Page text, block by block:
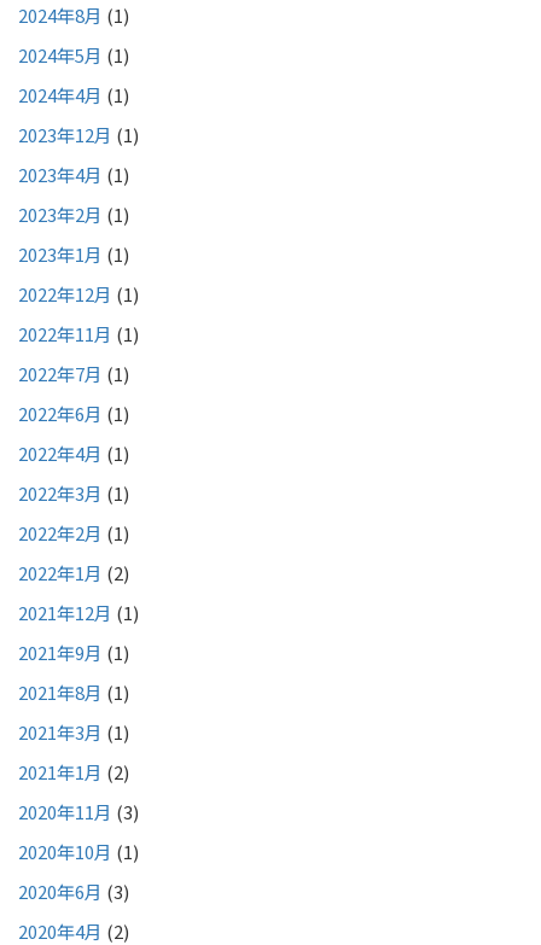
2024年8月 (1)
2024年5月 (1)
2024年4月 (1)
2023年12月 (1)
2023年4月 (1)
2023年2月 (1)
2023年1月 (1)
2022年12月 (1)
2022年11月 (1)
2022年7月 (1)
2022年6月 (1)
2022年4月 (1)
2022年3月 (1)
2022年2月 (1)
2022年1月 (2)
2021年12月 (1)
2021年9月 (1)
2021年8月 (1)
2021年3月 (1)
2021年1月 (2)
2020年11月 (3)
2020年10月 (1)
2020年6月 (3)
2020年4月 (2)